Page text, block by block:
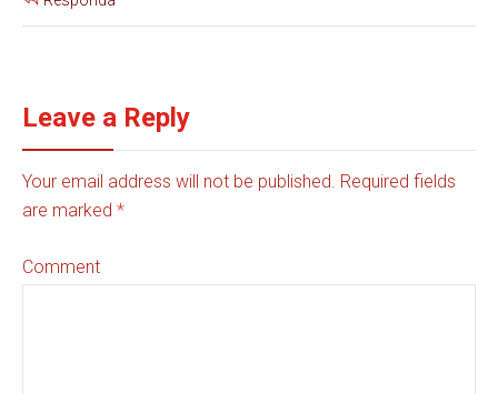
Leave a Reply
Your email address will not be published. Required fields
are marked *
Comment